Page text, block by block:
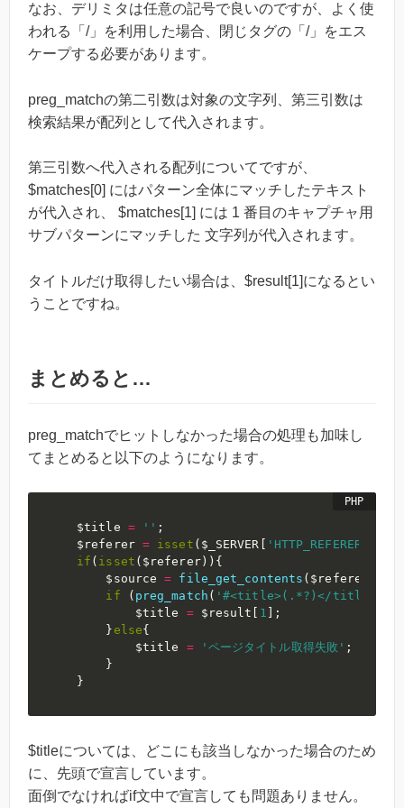
なお、デリミタは任意の記号で良いのですが、よく使
われる「/」を利用した場合、閉じタグの「/」をエス
ケープする必要があります。
preg_matchの第二引数は対象の文字列、第三引数は
検索結果が配列として代入されます。
第三引数へ代入される配列についてですが、
$matches[0] にはパターン全体にマッチしたテキスト
が代入され、 $matches[1] には 1 番目のキャプチャ用
サブパターンにマッチした 文字列が代入されます。
タイトルだけ取得したい場合は、$result[1]になるとい
うことですね。
まとめると…
preg_matchでヒットしなかった場合の処理も加味し
てまとめると以下のようになります。
$title = '' ;
$referer = isset ( $_SERVER 'HTTP_REFERER'
if ( isset ( $referer) ) {
$source
= file_get_contents ( $referer
if
( preg_match ( '#<title>(.*?)</title>#i'
$title
= $result 1
;
} else{
$title
= 'ページタイトル取得失敗' ;
}
}
$titleについては、どこにも該当しなかった場合のため
に、先頭で宣言しています。
面倒でなければif文中で宣言しても問題ありません。